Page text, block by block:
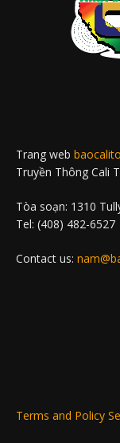
Trang web
Truyền Thông Cali
Tòa soạn: 1310
Tel: (408) 482-6527
Contact us:
Terms and Policy